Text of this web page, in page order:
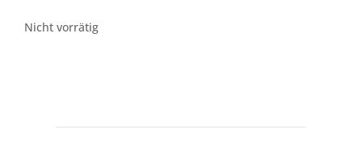
Nicht vorrätig